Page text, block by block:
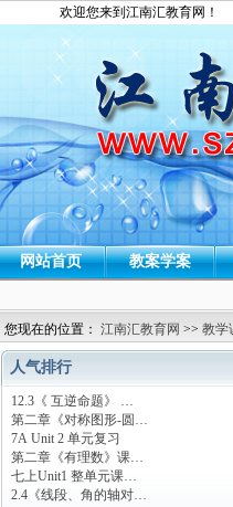
欢迎您来到江南汇教育网！
网站首页 教案学案
您现在的位置： 江南汇教育网 >> 教学
人气排行
12.3《 互逆命题》 …
第二章《对称图形-圆…
7A Unit 2 单元复习
第二章《有理数》课…
七上Unit1 整单元课…
2.4《线段、角的轴对…